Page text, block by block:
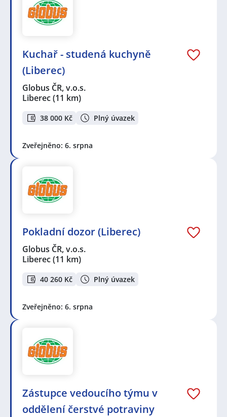
Kuchař - studená kuchyně
(Liberec)
Globus ČR, v.o.s.
Liberec(11 km)
38 000 Kč Plný úvazek
Zveřejněno: 6. srpna
Pokladní dozor (Liberec)
Globus ČR, v.o.s.
Liberec(11 km)
40 260 Kč Plný úvazek
Zveřejněno: 6. srpna
Zástupce vedoucího týmu v
oddělení čerstvé potraviny